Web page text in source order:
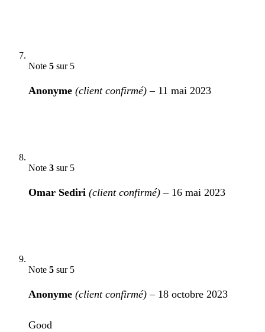
Note 5 sur 5
Anonyme (client confirmé) – 11 mai 2023
Note 3 sur 5
Omar Sediri (client confirmé) – 16 mai 2023
Note 5 sur 5
Anonyme (client confirmé) – 18 octobre 2023
Good